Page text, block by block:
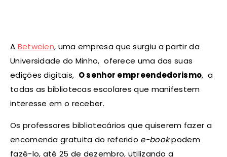
A Betweien, uma empresa que surgiu a partir da
Universidade do Minho, oferece uma das suas
edições digitais, O senhor empreendedorismo, a
todas as bibliotecas escolares que manifestem
interesse em o receber.
Os professores bibliotecários que quiserem fazer a
encomenda gratuita do referido e-bookpodem
fazê-lo, até 25 de dezembro, utilizando a